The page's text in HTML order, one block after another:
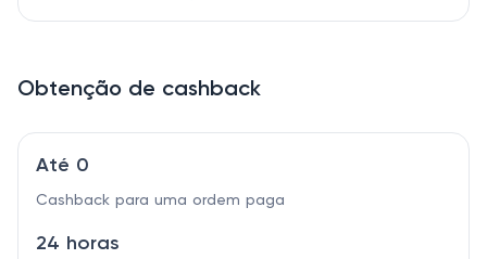
Obtenção de cashback
Até 0
Cashback para uma ordem paga
24 horas